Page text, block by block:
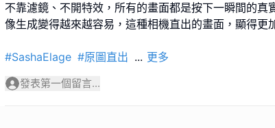
不靠濾鏡、不開特效，所有的畫面都是按下一瞬間的真
像生成變得越來越容易，這種相機直出的畫面，顯得更
#SashaElage #原圖直出 ... 更多
發表第一個留言...